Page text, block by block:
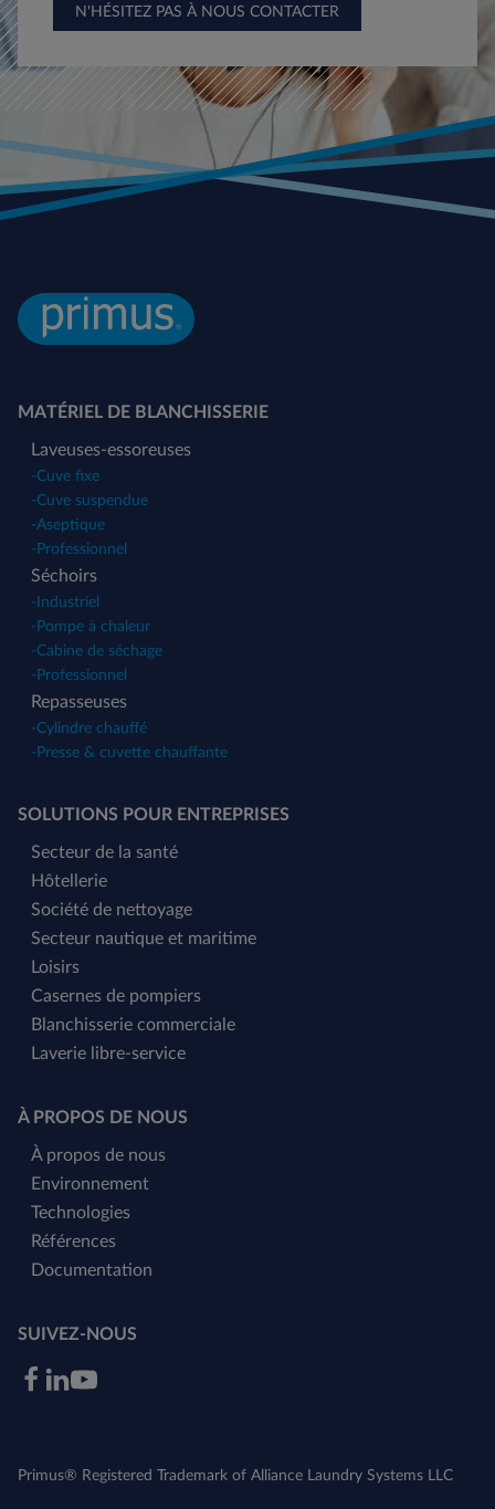
N'HÉSITEZ PAS À NOUS CONTACTER
MATÉRIEL DE BLANCHISSERIE
Laveuses-essoreuses
-Cuve fixe
-Cuve suspendue
-Aseptique
- Professionnel
Séchoirs
- Industriel
- Pompe à chaleur
-Cabine de séchage
- Professionnel
Repasseuses
-Cylindre chauffé
- Presse & cuvette chauffante
SOLUTIONS POUR ENTREPRISES
Secteur de la santé
Hôtellerie
Société de nettoyage
Secteur nautique et maritime
Loisirs
Casernes de pompiers
Blanchisserie commerciale
Laverie libre-service
À PROPOS DE NOUS
À propos de nous
Environnement
Technologies
Références
Documentation
SUIVEZ-NOUS
Primus® Registered Trademark of Alliance Laundry Systems LLC